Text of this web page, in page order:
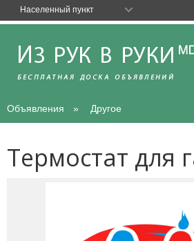
Объявления Другое
Термостат для
Населенный пункт